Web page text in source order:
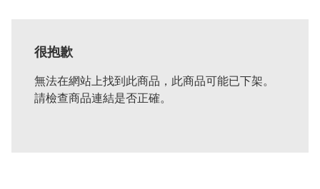
很抱歉
無法在網站上找到此商品，此商品可能已下架。
請檢查商品連結是否正確。